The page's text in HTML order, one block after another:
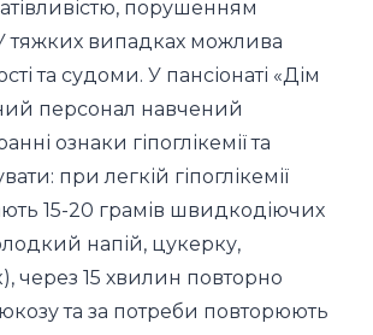
порушенням
тяжких випадках можлива
та судоми. У пансіонаті «Дім
персонал навчений
ознаки гіпоглікемії та
при легкій гіпоглікемії
15-20 грамів швидкодіючих
напій, цукерку,
через 15 хвилин повторно
та за потреби повторюють